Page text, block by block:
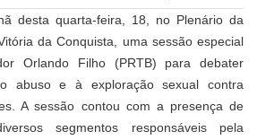
desta quarta-feira, 18, no Plenário da
da Conquista, uma sessão especial
Orlando Filho (PRTB) para debater
abuso e à exploração sexual contra
A sessão contou com a presença de
segmentos responsáveis pela